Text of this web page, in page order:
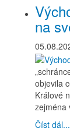
na
objevila
Králové
zejména
Číst dál...